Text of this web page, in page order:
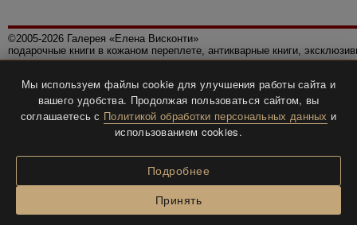
©2005-2026 Галерея «Елена Висконти»
подарочные книги в кожаном переплете, антикварные книги,
Политика конфиденциальности
Все права защищены.
Разработка и дизайнBTV-info.
Мы используем файлы cookie для улучшения работы сайта и
вашего удобства. Продолжая пользоваться сайтом, вы
соглашаетесь с Политикой обработки персональных данных и
использованием cookies.
Подробнее
Принять